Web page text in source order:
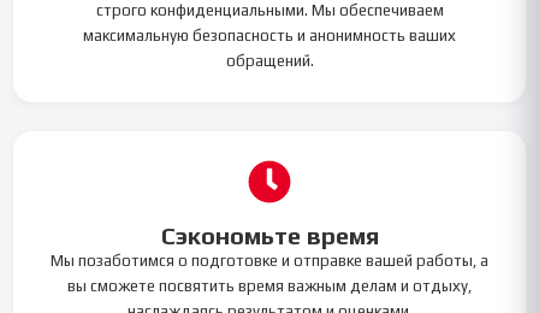
строго конфиденциальными. Мы обеспечиваем
максимальную безопасность и анонимность ваших
обращений.
Сэкономьте время
Мы позаботимся о подготовке и отправке вашей работы, а
вы сможете посвятить время важным делам и отдыху,